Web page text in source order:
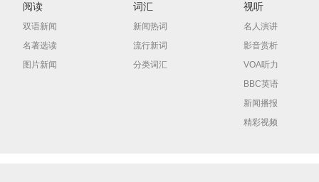
阅读
双语新闻
名著选读
图片新闻
词汇
新闻热词
流行新词
分类词汇
视听
名人演讲
影音赏析
VOA听力
BBC英语
新闻播报
精彩视频